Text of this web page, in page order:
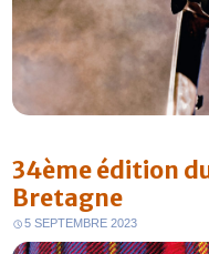
34ème édition
Bretagne
5 SEPTEMBRE 2023